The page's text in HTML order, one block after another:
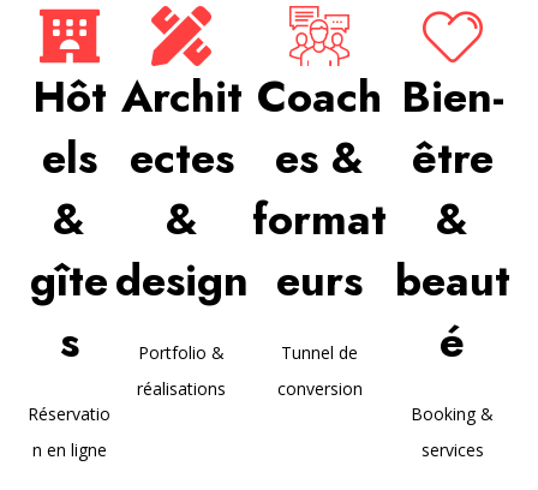
Hôt
els
&
gîte
s
Réservatio
n en ligne
Archit
ectes
&
design
Portfolio &
réalisations
Coach
es &
format
eurs
Tunnel de
conversion
Bien-
être
&
beaut
é
Booking &
services